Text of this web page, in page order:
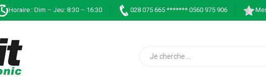
Horaire : Dim – Jeu: 8:30 – 16:30 028 075 665 ******* 0560 975 906